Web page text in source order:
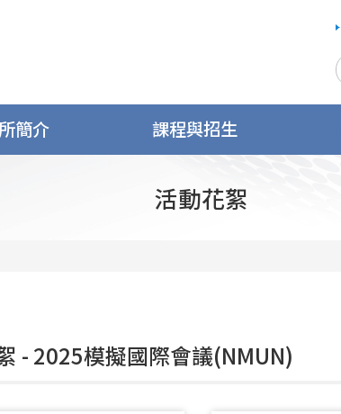
簡介 課程與招生
活動花絮
- 2025模擬國際會議(NMUN)